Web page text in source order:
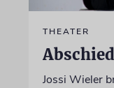
THEATER
Jossi Wieler